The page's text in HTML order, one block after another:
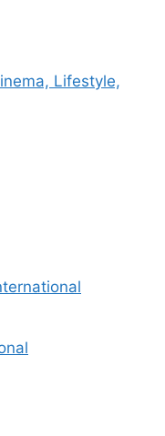
Lifestyle,